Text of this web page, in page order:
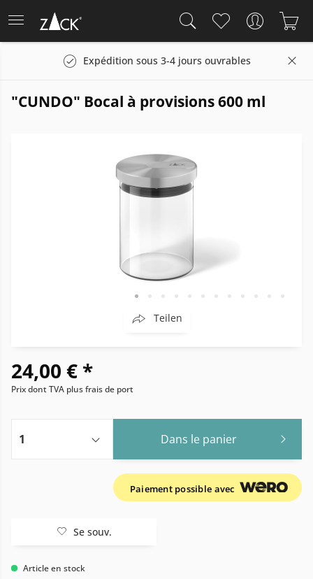
Expédition sous 3-4 jours ouvrables
"CUNDO" Bocal à provisions 600 ml
Teilen
24,00 € *
Prix dont TVA plus frais de port
Dans le panier
Paiement possible avec
Se souv.
Article en stock